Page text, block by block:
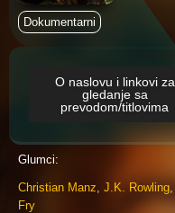
Dokumentarni
O naslovu i linkovi za
gledanje sa
prevodom/titlovima
Glumci:
Christian Manz, J.K. Rowling,
Fry